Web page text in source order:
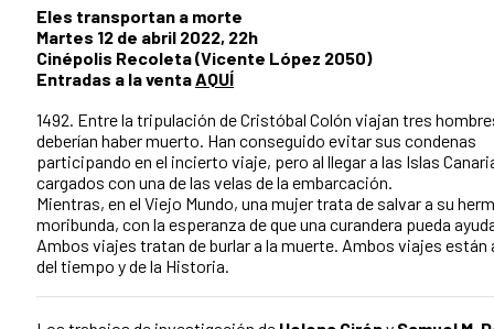
Eles transportan a morte
Martes 12 de abril 2022, 22h
Cinépolis Recoleta (Vicente López 2050)
Entradas a la ventaAQUÍ
1492. Entre la tripulación de Cristóbal Colón viajan tres
deberían haber muerto. Han conseguido evitar sus condenas
participando en el incierto viaje, pero al llegar a las Islas
cargados con una de las velas de la embarcación.
Mientras, en el Viejo Mundo, una mujer trata de salvar a su
moribunda, con la esperanza de que una curandera pueda
Ambos viajes tratan de burlar a la muerte. Ambos viajes están
del tiempo y de la Historia.